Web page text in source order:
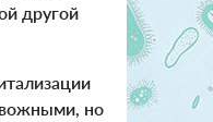
другой
но